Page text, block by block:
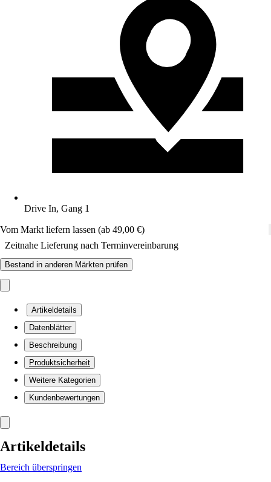
Drive In, Gang 1
Vom Markt liefern lassen (ab 49,00 €)
Zeitnahe Lieferung nach Terminvereinbarung
Bestand in anderen Märkten prüfen
Artikeldetails
Datenblätter
Beschreibung
Produktsicherheit
Weitere Kategorien
Kundenbewertungen
Artikeldetails
Bereich überspringen